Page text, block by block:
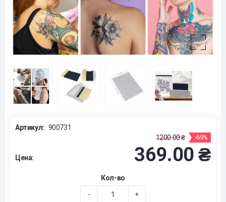
Артикул: 900731
Цена:
1200.00 ₴ -69%
369.00 ₴
Кол-во
- +